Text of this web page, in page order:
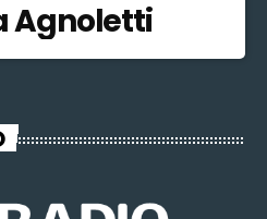
Agnoletti